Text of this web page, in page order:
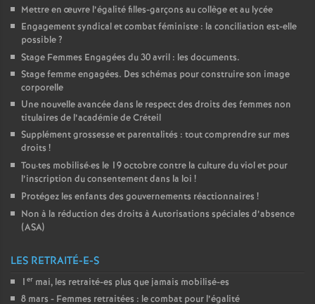
Mettre en œuvre l’égalité filles-garçons au collège et au lycée
Engagement syndical et combat féministe : la conciliation est-elle
possible?
Stage Femmes Engagées du 30 avril : les documents.
Stage femme engagées. Des schémas pour construire son image
corporelle
Une nouvelle avancée dans le respect des droits des femmes non
titulaires de l’académie de Créteil
Supplément grossesse et parentalités : tout comprendre sur mes
droits !
Tou·tes mobilisé·es le 19 octobre contre la culture du viol et pour
l’inscription du consentement dans la loi !
Protégez les enfants des gouvernements réactionnaires !
Non à la réduction des droits à Autorisations spéciales d’absence
(ASA)
LES RETRAITÉ-E-S
1 er mai, les retraité-es plus que jamais mobilisé-es
8 mars - Femmes retraitées : le combat pour l’égalité